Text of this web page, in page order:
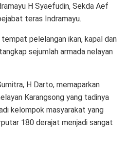
H Syaefudin, Sekda Aef
teras Indramayu.
pelelangan ikan, kapal dan
sejumlah armada nelayan
H Darto, memaparkan
Karangsong yang tadinya
kelompok masyarakat yang
180 derajat menjadi sangat